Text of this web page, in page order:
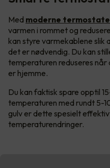
Med moderne
varmen i rommet og
kan styre varmekablene slik
det er nødvendig. Du kan
temperaturen reduseres når
er hjemme.
Du kan faktisk spare opptil
temperaturen med rundt 5-
gulv er dette spesielt
temperaturendringer.